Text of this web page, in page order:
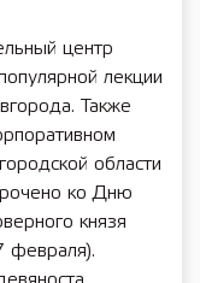
центр
лекции
Также
области
ко Дню
князя
февраля).